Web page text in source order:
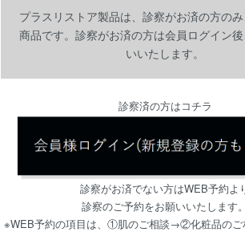
プラスリストア製品は、診察がお済の方の
商品です。診察がお済の方は会員ログイン
いいたします。
診察済の方はコチラ
診察がお済でない方はWEB予約よ
診察のご予約をお願いいたします。
※WEB予約の項目は、①肌のご相談→②化粧品のご